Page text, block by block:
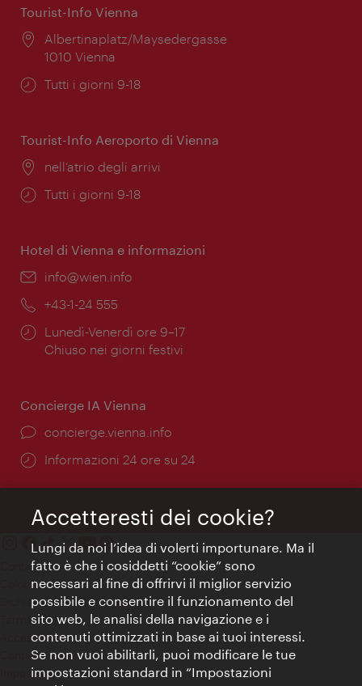
Tourist-Info Vienna
Posizione:
Albertinaplatz/Maysedergasse
1010 Vienna
Orari
Tutti i giorni 9-18
Tourist-Info Aeroporto di Vienna
Posizione:
nell’atrio degli arrivi
Orari
Tutti i giorni 9-18
Hotel di Vienna e informazioni
Email:
info@wien.info
Telefono:
+43-1-24 555
Orari
di
Lunedì-Venerdì ore 9–17
Chiuso nei giorni festivi
Concierge IA Vienna
Ort:
concierge.vienna.info
Öffnungszeiten:
Informazioni 24 ore su 24
Contatti
Colophon
Dichiarazione sulla protezione dei dati
Terms of Use
Accessibilità
Contatto stampa
Impostazioni cookie
Accetteresti dei cookie?
Lungi da noi l’idea di volerti importunare. Ma il
fatto è che i cosiddetti “cookie” sono
necessari al fine di offrirvi il miglior servizio
possibile e consentire il funzionamento del
sito web, le analisi della navigazione e i
contenuti ottimizzati in base ai tuoi interessi.
Se non vuoi abilitarli, puoi modificare le tue
impostazioni standard in “Impostazioni